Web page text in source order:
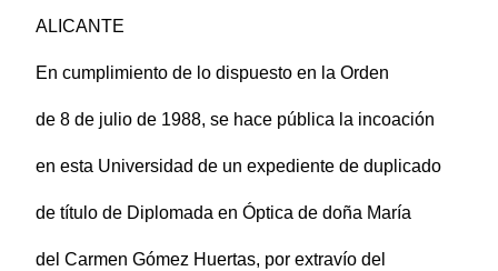
ALICANTE
En cumplimiento de lo dispuesto en la Orden
de 8 de julio de 1988, se hace pública la incoación
en esta Universidad de un expediente de duplicado
de título de Diplomada en Óptica de doña María
del Carmen Gómez Huertas, por extravío del